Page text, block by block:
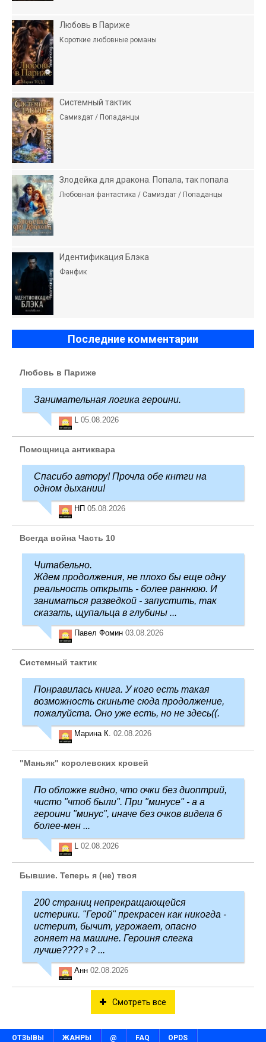
Любовь в Париже
Короткие любовные романы
Системный тактик
Самиздат / Попаданцы
Злодейка для дракона. Попала, так попала
Любовная фантастика / Самиздат / Попаданцы
Идентификация Блэка
Фанфик
Последние комментарии
Любовь в Париже
Занимательная логика героини.
L 05.08.2026
Помощница антиквара
Спасибо автору! Прочла обе кнтги на
одном дыхании!
НП 05.08.2026
Всегда война Часть 10
Читабельно.
Ждем продолжения, не плохо бы еще одну
реальность открыть - более раннюю. И
заниматься разведкой - запустить, так
сказать, щупальца в глубины ...
Павел Фомин 03.08.2026
Системный тактик
Понравилась книга. У кого есть такая
возможность скиньте сюда продолжение,
пожалуйста. Оно уже есть, но не здесь((.
Марина К. 02.08.2026
"Маньяк" королевских кровей
По обложке видно, что очки без диоптрий,
чисто "чтоб были". При "минусе" - а а
героини "минус", иначе без очков видела б
более-мен ...
L 02.08.2026
Бывшие. Теперь я (не) твоя
200 страниц непрекращающейся
истерики. "Герой" прекрасен как никогда -
истерит, бычит, угрожает, опасно
гоняет на машине. Героиня слегка
лучше????‍♀️? ...
Анн 02.08.2026
Смотреть все
ОТЗЫВЫ ЖАНРЫ @ FAQ OPDS